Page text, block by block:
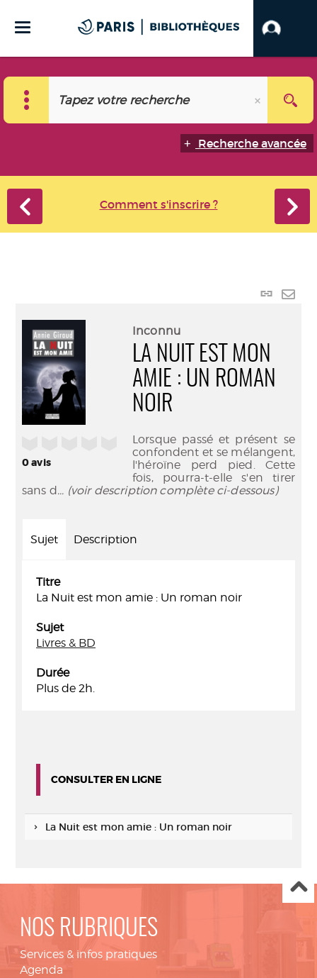
Recherche avancée
Comment s'inscrire ?
Lien
0avis
Inconnu
LA NUIT EST MON
AMIE : UN ROMAN
NOIR
Lorsque passé et présent se
confondent et se mélangent,
l'héroïne perd pied. Cette
fois, pourra-t-elle s'en tirer
sans d... (voir description complète ci-dessous)
Sujet Description
Titre
La Nuit est mon amie : Un roman noir
Sujet
Livres & BD
Durée
Plus de 2h.
CONSULTER EN LIGNE
La Nuit est mon amie : Un roman noir
NOS RUBRIQUES
Services & infos pratiques
Agenda